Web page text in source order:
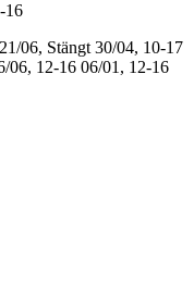
16
21/06, Stängt 30/04, 10-17
06, 12-16 06/01, 12-16